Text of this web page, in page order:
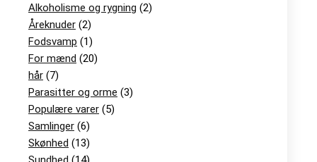
Alkoholisme og rygning (2)
Åreknuder (2)
Fodsvamp (1)
For mænd (20)
hår (7)
Parasitter og orme (3)
Populære varer (5)
Samlinger (6)
Skønhed (13)